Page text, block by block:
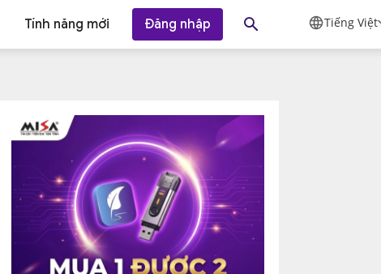
Tiếng Việt
Tính năng mới Đăng nhập